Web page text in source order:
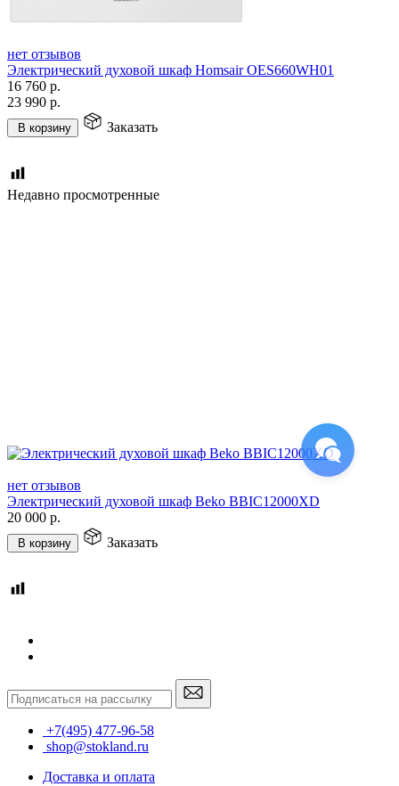
нет отзывов
Электрический духовой шкаф Homsair OES660WH01
16 760 р.
23 990 р.
В корзину Заказать
Недавно просмотренные
нет отзывов
Электрический духовой шкаф Beko BBIC12000XD
20 000 р.
В корзину Заказать
+7(495) 477-96-58
shop@stokland.ru
Доставка и оплата